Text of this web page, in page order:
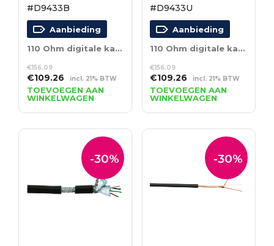
#D9433B
Aanbieding
110 Ohm digitale kabel – 100 m op spoel – zwart
€156.09
Oorspronkelijke
prijs
was:
€156.09.
€109.26Huidige
prijs
is:
€109.26.
incl. 21% BTW
TOEVOEGEN AAN
WINKELWAGEN
#D9433U
Aanbieding
110 Ohm digitale kabel – 100 m op spoel – blauw
€156.09
Oorspronkelijke
prijs
was:
€156.09.
€109.26 Huidige
prijs
is:
€109.26.
incl. 21% BTW
TOEVOEGEN AAN
WINKELWAGEN
-30% -30%